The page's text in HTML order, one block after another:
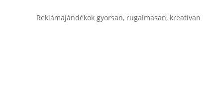
Reklámajándékok gyorsan, rugalmasan, kreatívan